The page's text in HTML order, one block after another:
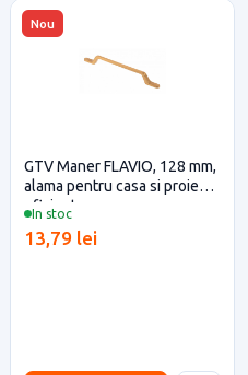
Nou
In stoc
GTV Maner FLAVIO, 128 mm,
alama pentru casa si proiecte
eficiente
13,79 lei